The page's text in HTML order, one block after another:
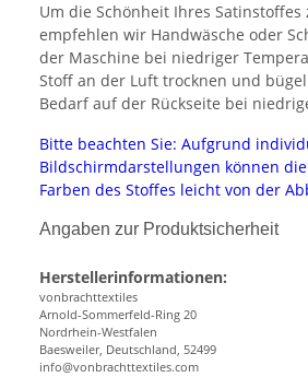
Um die Schönheit Ihres Satinstoffes
empfehlen wir Handwäsche oder
der Maschine bei niedriger
Stoff an der Luft trocknen und
Bedarf auf der Rückseite bei
Bitte beachten Sie: Aufgrund
Bildschirmdarstellungen können
Farben des Stoffes leicht von der
Angaben zur Produktsicherheit
Herstellerinformationen:
vonbrachttextiles
Arnold-Sommerfeld-Ring 20
Nordrhein-Westfalen
Baesweiler, Deutschland, 52499
info@vonbrachttextiles.com